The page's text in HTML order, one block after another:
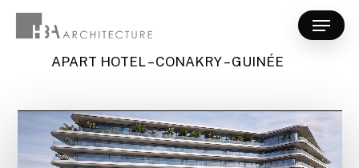
Skip
Menu
APART HOTEL – CONAKRY – GUINÉE